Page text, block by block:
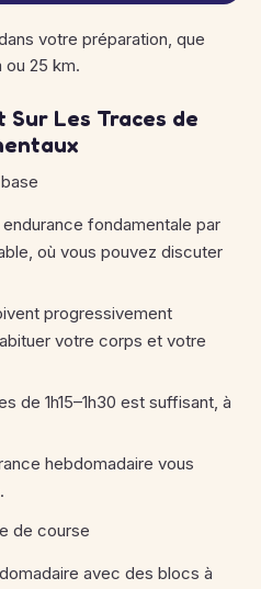
votre préparation, que
ou 25 km.
Sur Les Traces de
fondamentale par
où vous pouvez discuter
progressivement
votre corps et votre
de 1h15–1h30 est suffisant, à
hebdomadaire vous
de course
avec des blocs à